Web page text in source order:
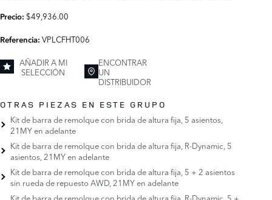
Precio: $49,936.00
Referencia: VPLCFHT006
AÑADIR A MI
SELECCIÓN
ENCONTRAR
UN
DISTRIBUIDOR
OTRAS PIEZAS EN ESTE GRUPO
Kit de barra de remolque con brida de altura fija, 5 asientos,
21MY en adelante
Kit de barra de remolque con brida de altura fija, R-Dynamic, 5
asientos, 21MY en adelante
Kit de barra de remolque con brida de altura fija, 5 + 2 asientos
sin rueda de repuesto AWD, 21MY en adelante
Kit de barra de remolque con brida de altura fija, R-Dynamic, 5 +